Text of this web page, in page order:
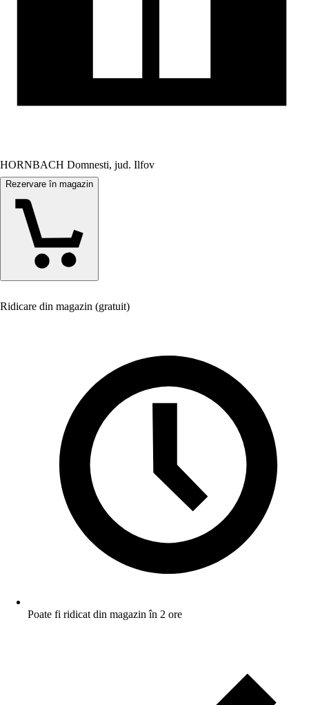
HORNBACH Domnesti, jud. Ilfov
Rezervare în magazin
Ridicare din magazin (gratuit)
Poate fi ridicat din magazin în 2 ore